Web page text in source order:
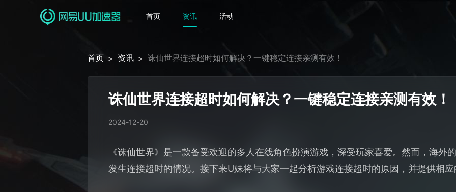
首页 资讯 活动
首页 > 资讯 > 诛仙世界连接超时如何解决？一键稳定连接亲测有效！
诛仙世界连接超时如何解决？一键稳定连接亲测有效！
2024-12-20
《诛仙世界》是一款备受欢迎的多人在线角色扮演游戏，深受玩家喜爱。然而，海外
发生连接超时的情况。接下来U妹将与大家一起分析游戏连接超时的原因，并提供相